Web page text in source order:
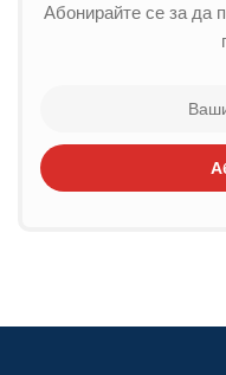
Абонирайте се за да